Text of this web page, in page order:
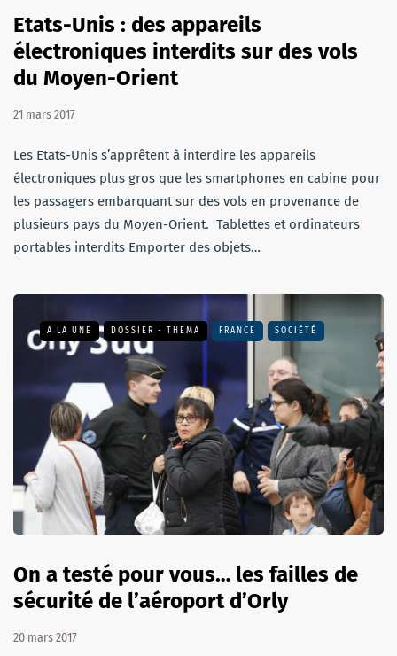
Etats-Unis : des appareils
électroniques interdits sur des vols
du Moyen-Orient
21 mars 2017
Les Etats-Unis s’apprêtent à interdire les appareils
électroniques plus gros que les smartphones en cabine pour
les passagers embarquant sur des vols en provenance de
plusieurs pays du Moyen-Orient. Tablettes et ordinateurs
portables interdits Emporter des objets…
A LA UNE DOSSIER - THEMA FRANCE SOCIÉTÉ
On a testé pour vous… les failles de
sécurité de l’aéroport d’Orly
20 mars 2017